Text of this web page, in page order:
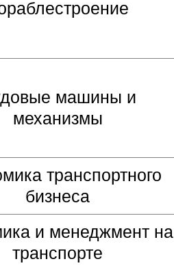
машины и
механизмы
транспортного
бизнеса
и менеджмент на
транспорте